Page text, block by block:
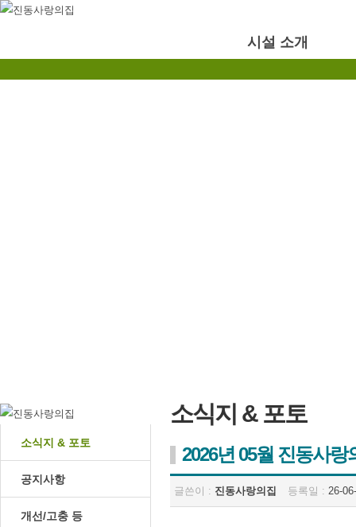
시설 소개
소식지 & 포토
공지사항
개선/고충 등
소식지 & 포토
2026년 05월 진동사랑
글쓴이 : 진동사랑의집 등록일 : 26-